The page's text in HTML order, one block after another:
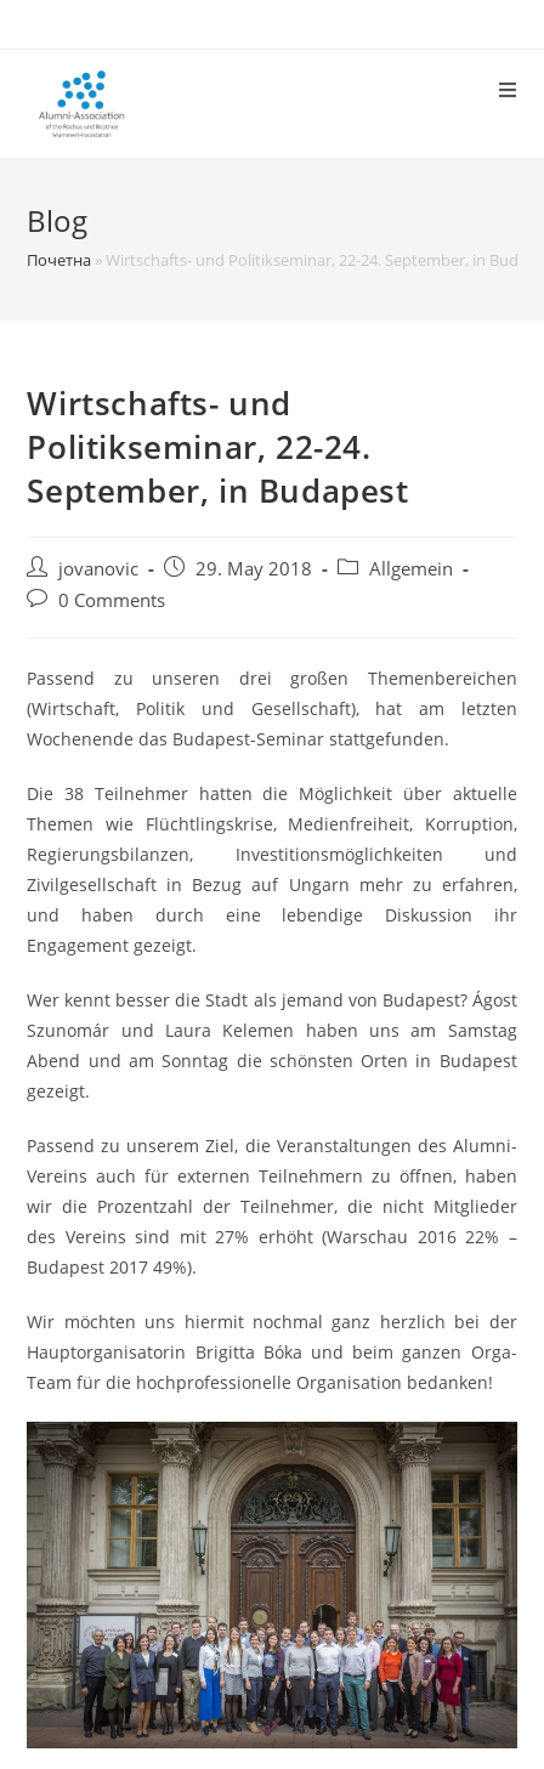
Blog
Почетна »Wirtschafts- und Politikseminar, 22-24. September, in
Wirtschafts- und
Politikseminar, 22-24.
September, in Budapest
Post
author:
jovanovic
Post
published:
29. May 2018
PostAllgemein
Post0 Comments
Passend zu unseren drei großen Themenbereichen
(Wirtschaft, Politik und Gesellschaft), hat am letzten
Wochenende das Budapest-Seminar stattgefunden.
Die 38 Teilnehmer hatten die Möglichkeit über aktuelle
Themen wie Flüchtlingskrise, Medienfreiheit, Korruption,
Regierungsbilanzen, Investitionsmöglichkeiten und
Zivilgesellschaft in Bezug auf Ungarn mehr zu erfahren,
und haben durch eine lebendige Diskussion ihr
Engagement gezeigt.
Wer kennt besser die Stadt als jemand von Budapest? Ágost
Szunomár und Laura Kelemen haben uns am Samstag
Abend und am Sonntag die schönsten Orten in Budapest
gezeigt.
Passend zu unserem Ziel, die Veranstaltungen des Alumni-
Vereins auch für externen Teilnehmern zu öffnen, haben
wir die Prozentzahl der Teilnehmer, die nicht Mitglieder
des Vereins sind mit 27% erhöht (Warschau 2016 22% –
Budapest 2017 49%).
Wir möchten uns hiermit nochmal ganz herzlich bei der
Hauptorganisatorin Brigitta Bóka und beim ganzen Orga-
Team für die hochprofessionelle Organisation bedanken!